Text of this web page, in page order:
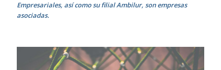
Empresariales, así como su filial Ambilur, son empresas
asociadas.